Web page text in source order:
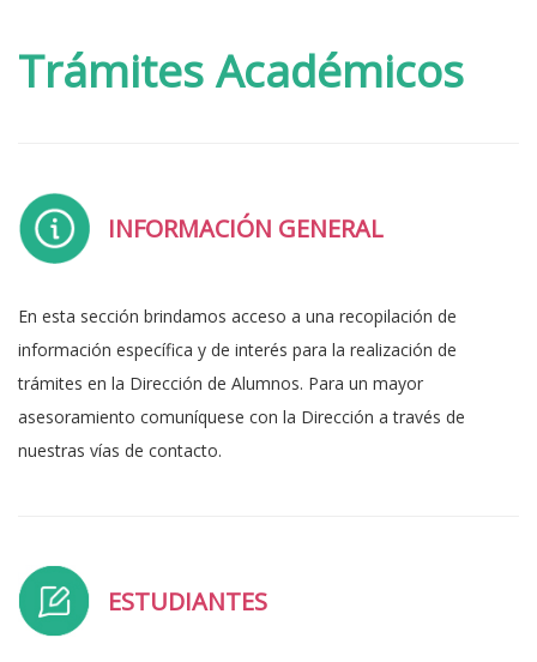
Trámites Académicos
INFORMACIÓN GENERAL
En esta sección brindamos acceso a una recopilación de
información específica y de interés para la realización de
trámites en la Dirección de Alumnos. Para un mayor
asesoramiento comuníquese con la Dirección a través de
nuestras vías de contacto.
ESTUDIANTES